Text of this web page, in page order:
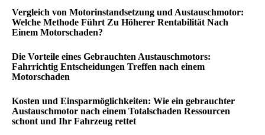
Vergleich von Motorinstandsetzung und Austauschmotor:
Welche Methode Führt Zu Höherer Rentabilität Nach
Einem Motorschaden?
Die Vorteile eines Gebrauchten Austauschmotors:
Fahrrichtig Entscheidungen Treffen nach einem
Motorschaden
Kosten und Einsparmöglichkeiten: Wie ein gebrauchter
Austauschmotor nach einem Totalschaden Ressourcen
schont und Ihr Fahrzeug rettet